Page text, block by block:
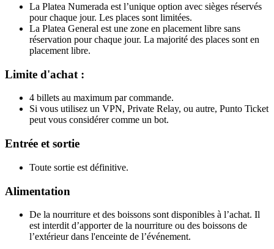
La Platea Numerada est l’unique option avec sièges réservés
pour chaque jour. Les places sont limitées.
La Platea General est une zone en placement libre sans
réservation pour chaque jour. La majorité des places sont en
placement libre.
Limite d'achat :
4 billets au maximum par commande.
Si vous utilisez un VPN, Private Relay, ou autre, Punto Ticket
peut vous considérer comme un bot.
Entrée et sortie
Toute sortie est définitive.
Alimentation
De la nourriture et des boissons sont disponibles à l’achat. Il
est interdit d’apporter de la nourriture ou des boissons de
l’extérieur dans l'enceinte de l’événement.